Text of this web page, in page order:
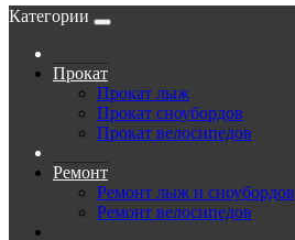
Категории
Прокат
Прокат лыж
Прокат сноубордов
Прокат велосипедов
Ремонт
Ремонт лыж и сноубордов
Ремонт велосипедов